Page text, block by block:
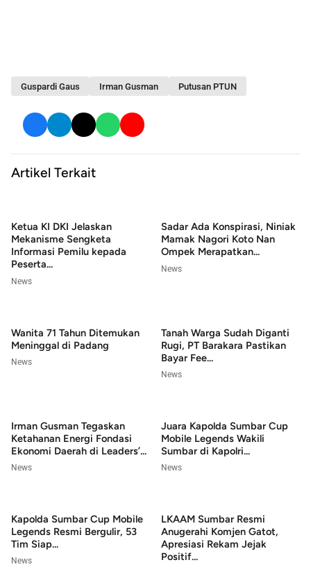
Guspardi Gaus Irman Gusman Putusan PTUN
Artikel Terkait
Ketua KI DKI Jelaskan
Mekanisme Sengketa
Informasi Pemilu kepada
Peserta...
News
Sadar Ada Konspirasi, Niniak
Mamak Nagori Koto Nan
Ompek Merapatkan...
News
Wanita 71 Tahun Ditemukan
Meninggal di Padang
News
Tanah Warga Sudah Diganti
Rugi, PT Barakara Pastikan
Bayar Fee...
News
Irman Gusman Tegaskan
Ketahanan Energi Fondasi
Ekonomi Daerah di Leaders’...
News
Juara Kapolda Sumbar Cup
Mobile Legends Wakili
Sumbar di Kapolri...
News
Kapolda Sumbar Cup Mobile
Legends Resmi Bergulir, 53
Tim Siap...
News
LKAAM Sumbar Resmi
Anugerahi Komjen Gatot,
Apresiasi Rekam Jejak
Positif...